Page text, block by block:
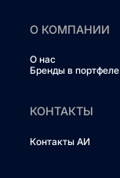
О КОМПАНИИ
О нас
Бренды в портфеле
КОНТАКТЫ
Контакты АИ